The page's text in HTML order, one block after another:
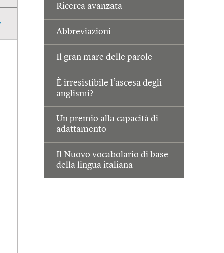
Ricerca avanzata
Abbreviazioni
Il gran mare delle parole
È irresistibile l’ascesa degli
anglismi?
Un premio alla capacità di
adattamento
Il Nuovo vocabolario di base
della lingua italiana